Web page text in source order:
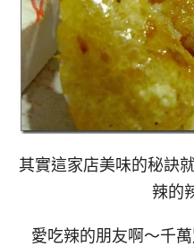
其實這家店美味的秘訣
辣的
愛吃辣的朋友啊～千